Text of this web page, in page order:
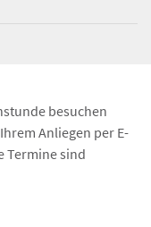
besuchen
Anliegen per E-
Termine sind